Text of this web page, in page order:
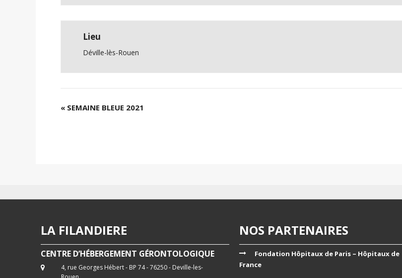
Lieu
Déville-lès-Rouen
« SEMAINE BLEUE 2021
LA FILANDIERE
CENTRE D’HÉBERGEMENT GÉRONTOLOGIQUE
4, rue Georges Hébert - BP 74 - 76250 - Deville-les-
NOS PARTENAIRES
Fondation Hôpitaux de Paris – Hôpitaux de
France